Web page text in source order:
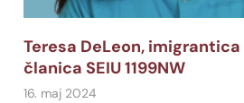
Teresa DeLeon,
članica SEIU 1199NW
16. maj 2024